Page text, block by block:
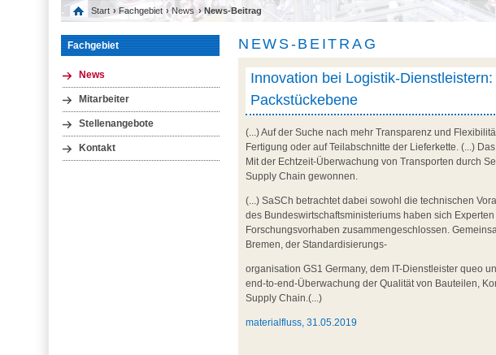
Start › Fachgebiet ›News › News-Beitrag
Fachgebiet
News
Mitarbeiter
Stellenangebote
Kontakt
NEWS-BEITRAG
Innovation bei Logistik-
Packstückebene
(...) Auf der Suche nach mehr Transparenz und
Fertigung oder auf Teilabschnitte der Lieferkette. (...)
Mit der Echtzeit-Überwachung von Transporten durch
Supply Chain gewonnen.
(...) SaSCh betrachtet dabei sowohl die technischen
des Bundeswirtschaftsministeriums haben sich
Forschungsvorhaben zusammengeschlossen.
Bremen, der Standardisierungs-
organisation GS1 Germany, dem IT-Dienstleister queo
end-to-end-Überwachung der Qualität von Bauteilen,
Supply Chain.(...)
materialfluss, 31.05.2019